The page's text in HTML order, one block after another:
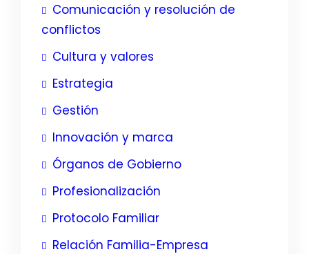
Comunicación y resolución de
conflictos
Cultura y valores
Estrategia
Gestión
Innovación y marca
Órganos de Gobierno
Profesionalización
Protocolo Familiar
Relación Familia-Empresa